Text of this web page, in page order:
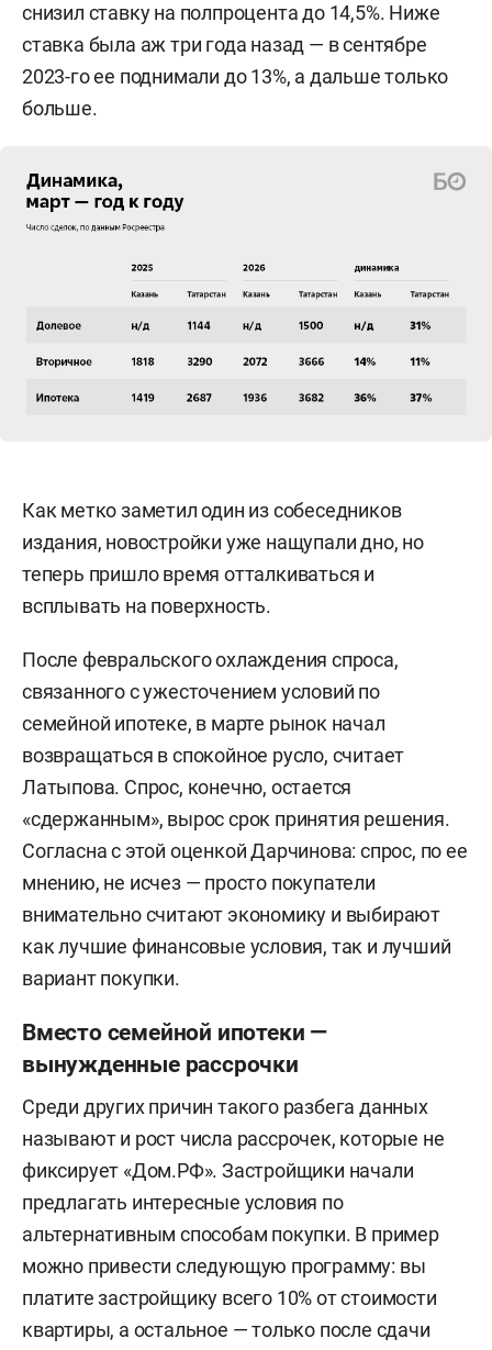
снизил ставку на полпроцента до 14,5%. Ниже
ставка была аж три года назад — в сентябре
2023-го ее поднимали до 13%, а дальше только
больше.
Как метко заметил один из собеседников
издания, новостройки уже нащупали дно, но
теперь пришло время отталкиваться и
всплывать на поверхность.
После февральского охлаждения спроса,
связанного с ужесточением условий по
семейной ипотеке, в марте рынок начал
возвращаться в спокойное русло, считает
Латыпова. Спрос, конечно, остается
«сдержанным», вырос срок принятия решения.
Согласна с этой оценкой Дарчинова: спрос, по ее
мнению, не исчез — просто покупатели
внимательно считают экономику и выбирают
как лучшие финансовые условия, так и лучший
вариант покупки.
Вместо семейной ипотеки —
вынужденные рассрочки
Среди других причин такого разбега данных
называют и рост числа рассрочек, которые не
фиксирует «Дом.РФ». Застройщики начали
предлагать интересные условия по
альтернативным способам покупки. В пример
можно привести следующую программу: вы
платите застройщику всего 10% от стоимости
квартиры, а остальное — только после сдачи